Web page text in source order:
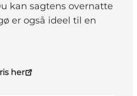
kan sagtens overnatte
er også ideel til en
her